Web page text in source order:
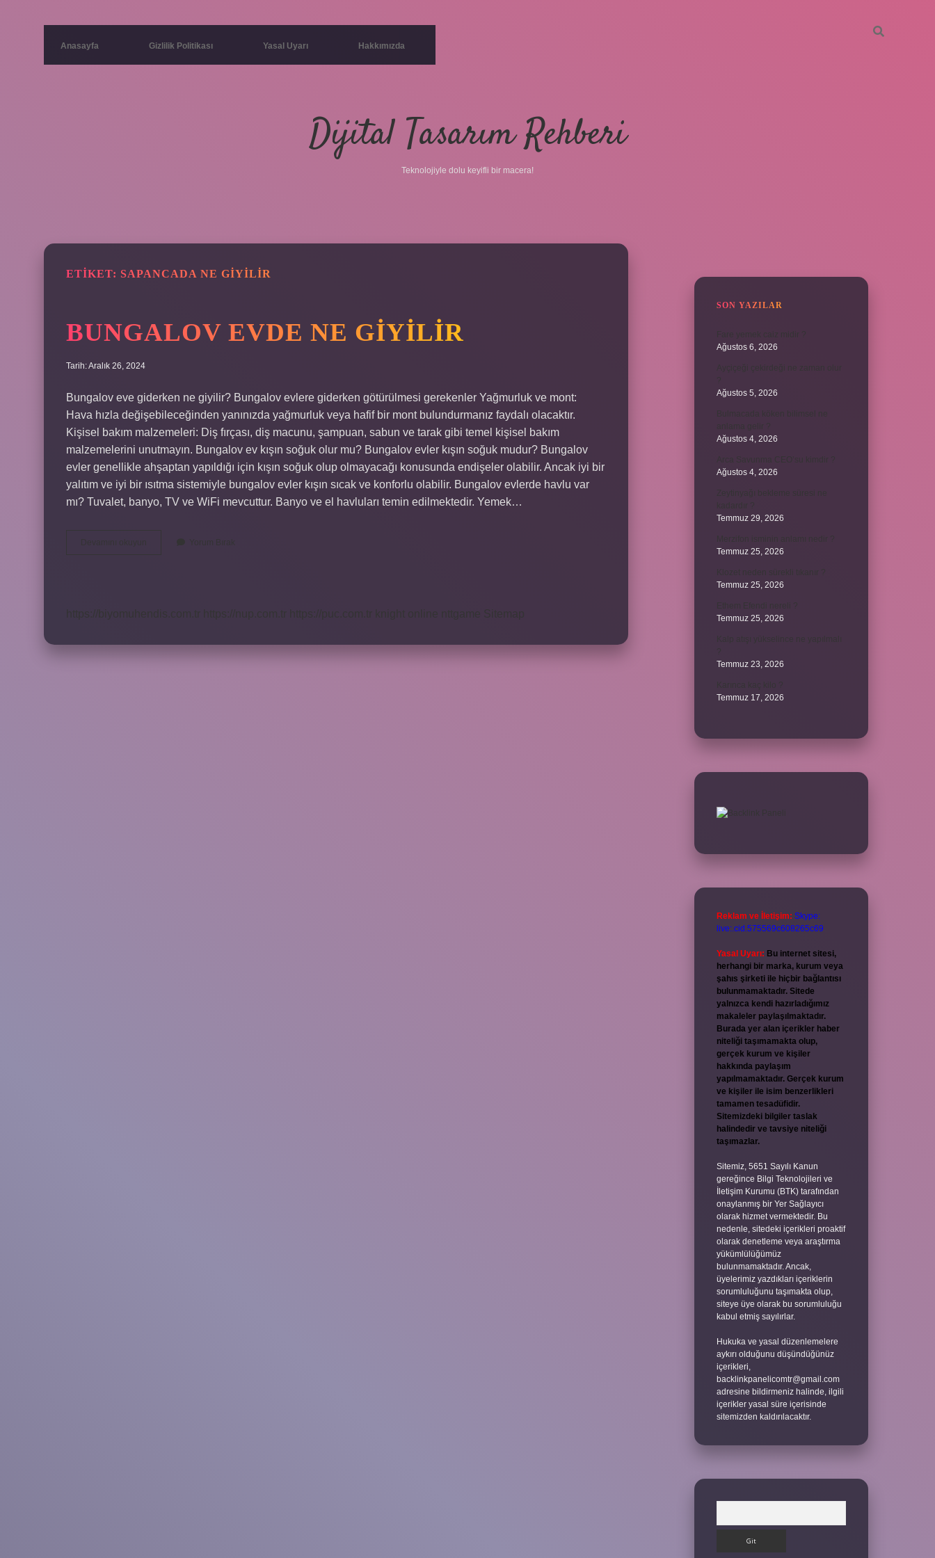
Anasayfa Gizlilik Politikası Yasal Uyarı Hakkımızda
Dijital Tasarım Rehberi
Teknolojiyle dolu keyifli bir macera!
ETIKET: SAPANCADA NE GIYILIR
BUNGALOV EVDE NE GIYILIR
Tarih: Aralık 26, 2024
Bungalov eve giderken ne giyilir? Bungalov evlere giderken götürülmesi gerekenler Yağmurluk ve mont:
Hava hızla değişebileceğinden yanınızda yağmurluk veya hafif bir mont bulundurmanız faydalı olacaktır.
Kişisel bakım malzemeleri: Diş fırçası, diş macunu, şampuan, sabun ve tarak gibi temel kişisel bakım
malzemelerini unutmayın. Bungalov ev kışın soğuk olur mu? Bungalov evler kışın soğuk mudur? Bungalov
evler genellikle ahşaptan yapıldığı için kışın soğuk olup olmayacağı konusunda endişeler olabilir. Ancak iyi bir
yalıtım ve iyi bir ısıtma sistemiyle bungalov evler kışın sıcak ve konforlu olabilir. Bungalov evlerde havlu var
mı? Tuvalet, banyo, TV ve WiFi mevcuttur. Banyo ve el havluları temin edilmektedir. Yemek…
https://biyomuhendis.com.tr
SON YAZILAR
Ağustos 6, 2026
Ağustos 5, 2026
Ağustos 4, 2026
Ağustos 4, 2026
Temmuz 29, 2026
Temmuz 25, 2026
Temmuz 25, 2026
Temmuz 25, 2026
Temmuz 23, 2026
Temmuz 17, 2026
Reklam ve İletişim: Skype:
live:.cid.575569c608265c69
Yasal Uyarı: Bu internet sitesi,
herhangi bir marka, kurum veya
şahıs şirketi ile hiçbir bağlantısı
bulunmamaktadır. Sitede
yalnızca kendi hazırladığımız
makaleler paylaşılmaktadır.
Burada yer alan içerikler haber
niteliği taşımamakta olup,
gerçek kurum ve kişiler
hakkında paylaşım
yapılmamaktadır. Gerçek kurum
ve kişiler ile isim benzerlikleri
tamamen tesadüfidir.
Sitemizdeki bilgiler taslak
halindedir ve tavsiye niteliği
taşımazlar.
Sitemiz, 5651 Sayılı Kanun
gereğince Bilgi Teknolojileri ve
İletişim Kurumu (BTK) tarafından
onaylanmış bir Yer Sağlayıcı
olarak hizmet vermektedir. Bu
nedenle, sitedeki içerikleri proaktif
olarak denetleme veya araştırma
yükümlülüğümüz
bulunmamaktadır. Ancak,
üyelerimiz yazdıkları içeriklerin
sorumluluğunu taşımakta olup,
siteye üye olarak bu sorumluluğu
kabul etmiş sayılırlar.
Hukuka ve yasal düzenlemelere
aykırı olduğunu düşündüğünüz
içerikleri,
backlinkpanelicomtr@gmail.com
adresine bildirmeniz halinde, ilgili
içerikler yasal süre içerisinde
sitemizden kaldırılacaktır.